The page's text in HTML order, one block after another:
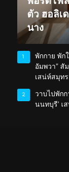
ตัว ฮอลิเ
นาง
1
พักกาย พัก
อัมพวา” สั
เสน่ห์สมุท
2
วาบไปพัก
นนทบุรี’ เ